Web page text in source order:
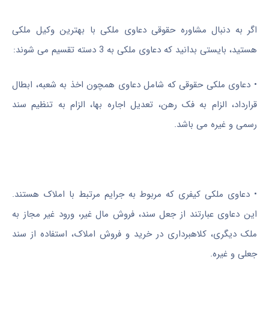
اگر به دنبال مشاوره حقوقی دعاوی ملکی با بهترین وکیل ملکی
هستید، بایستی بدانید که دعاوی ملکی به 3 دسته تقسیم می شوند:
• دعاوی ملکی حقوقی که شامل دعاوی همچون اخذ به شعبه، ابطال
قرارداد، الزام به فک رهن، تعدیل اجاره بها، الزام به تنظیم سند
رسمی و غیره می باشد.
• دعاوی ملکی کیفری که مربوط به جرایم مرتبط با املاک هستند.
این دعاوی عبارتند از جعل سند، فروش مال غیر، ورود غیر مجاز به
ملک دیگری، کلاهبرداری در خرید و فروش املاک، استفاده از سند
جعلی و غیره.